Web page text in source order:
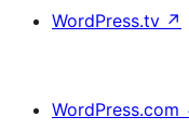
WordPress.tv ↗
WordPress.com